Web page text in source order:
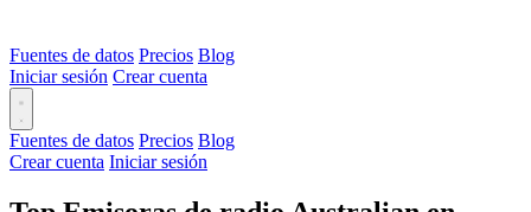
Fuentes de datos Precios Blog
Iniciar sesión Crear cuenta
Fuentes de datos Precios Blog
Crear cuenta Iniciar sesión